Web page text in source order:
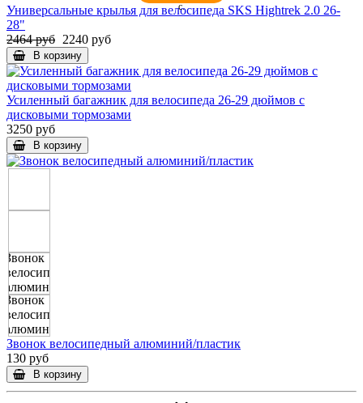
с.
Универсальные крылья для велосипеда SKS Hightrek 2.0 26-
28"
2464 руб 2240 руб
В корзину
Усиленный багажник для велосипеда 26-29 дюймов с
дисковыми тормозами
3250 руб
В корзину
Звонок велосипедный алюминий/пластик
130 руб
В корзину